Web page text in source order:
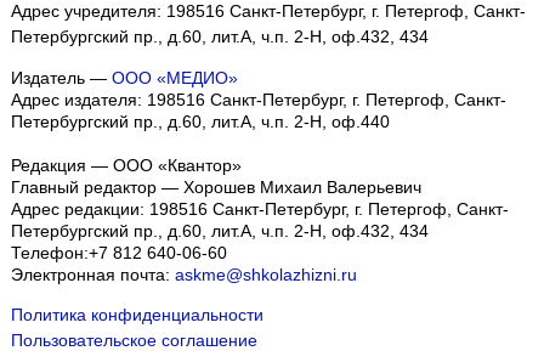
Адрес учредителя: 198516 Санкт-Петербург, г. Петергоф, Санкт-
Петербургский пр., д.60, лит.А, ч.п. 2-Н, оф.432, 434
Издатель — ООО «МЕДИО»
Адрес издателя: 198516 Санкт-Петербург, г. Петергоф, Санкт-
Петербургский пр., д.60, лит.А, ч.п. 2-Н, оф.440
Редакция — ООО «Квантор»
Главный редактор — Хорошев Михаил Валерьевич
Адрес редакции: 198516 Санкт-Петербург, г. Петергоф Санкт-
Петербургский пр., д.60, лит.А, ч.п. 2-Н, оф.432, 434
Телефон:+7 812 640-06-60
Электронная почта: askme@shkolazhizni.ru
Политика конфиденциальности
Пользовательское соглашение